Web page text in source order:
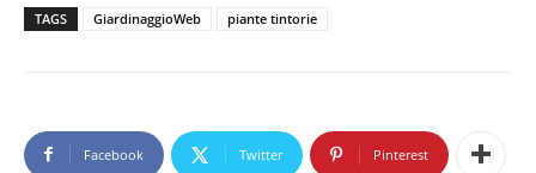
TAGS GiardinaggioWeb piante tintorie
Facebook Twitter Pinterest